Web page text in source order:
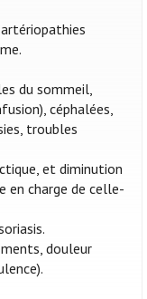
du sommeil,
céphalées,
troubles
et diminution
en charge de celle-
douleur